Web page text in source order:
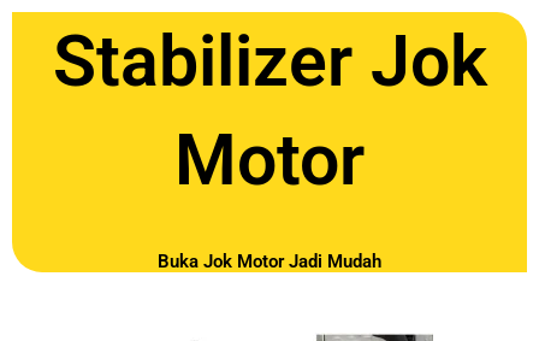
Stabilizer Jok
Motor
Buka Jok Motor Jadi Mudah